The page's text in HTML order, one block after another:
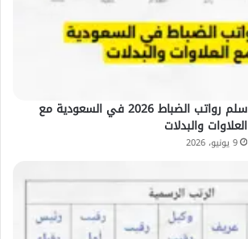
سلم رواتب الضباط 2026 في السعودية مع
العلاوات والبدلات
9 يونيو، 2026